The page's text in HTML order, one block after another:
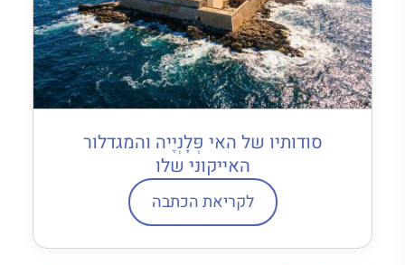
סודותיו של האי פְּלָנְיֶיה והמגדלור
האייקוני שלו
לקריאת הכתבה